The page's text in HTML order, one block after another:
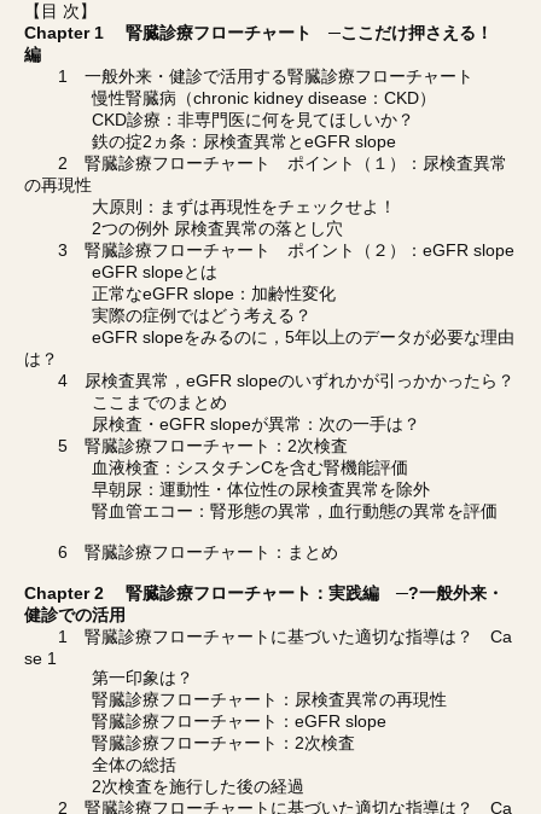
【目 次】
Chapter 1 腎臓診療フローチャート ─ここだけ押さえる！
編
1 一般外来・健診で活用する腎臓診療フローチャート
慢性腎臓病（chronic kidney disease：CKD）
CKD診療：非専門医に何を見てほしいか？
鉄の掟2ヵ条：尿検査異常とeGFR slope
2 腎臓診療フローチャート ポイント（１）：尿検査異常
の再現性
大原則：まずは再現性をチェックせよ！
2つの例外 尿検査異常の落とし穴
3 腎臓診療フローチャート ポイント（２）：eGFR slope
eGFR slopeとは
正常なeGFR slope：加齢性変化
実際の症例ではどう考える？
eGFR slopeをみるのに，5年以上のデータが必要な理由
は？
4 尿検査異常，eGFR slopeのいずれかが引っかかったら？
ここまでのまとめ
尿検査・eGFR slopeが異常：次の一手は？
5 腎臓診療フローチャート：2次検査
血液検査：シスタチンCを含む腎機能評価
早朝尿：運動性・体位性の尿検査異常を除外
腎血管エコー：腎形態の異常，血行動態の異常を評価
6 腎臓診療フローチャート：まとめ
Chapter 2 腎臓診療フローチャート：実践編 ─?一般外来・
健診での活用
1 腎臓診療フローチャートに基づいた適切な指導は？ Ca
se 1
第一印象は？
腎臓診療フローチャート：尿検査異常の再現性
腎臓診療フローチャート：eGFR slope
腎臓診療フローチャート：2次検査
全体の総括
2次検査を施行した後の経過
2 腎臓診療フローチャートに基づいた適切な指導は？ Ca